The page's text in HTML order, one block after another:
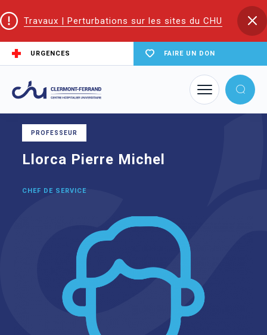
Travaux | Perturbations sur les sites du CHU
URGENCES FAIRE UN DON
Accueil
Psychiatrie adulte
Llorca Pierre Michel
PROFESSEUR
Llorca Pierre Michel
CHEF DE SERVICE